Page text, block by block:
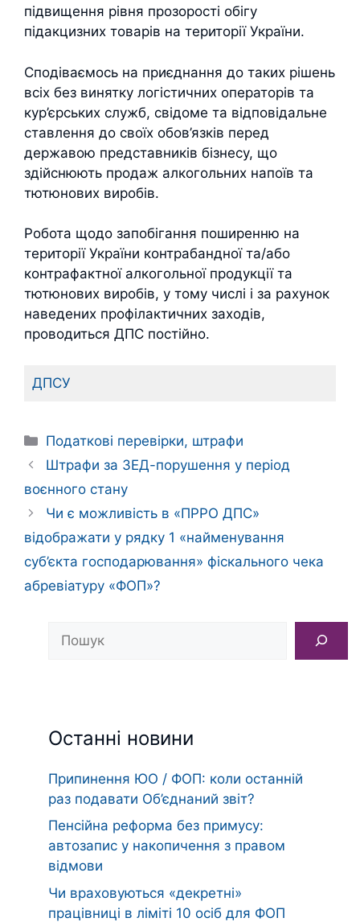
підвищення рівня прозорості обігу
підакцизних товарів на території України.
Сподіваємось на приєднання до таких рішень
всіх без винятку логістичних операторів та
кур’єрських служб, свідоме та відповідальне
ставлення до своїх обов’язків перед
державою представників бізнесу, що
здійснюють продаж алкогольних напоїв та
тютюнових виробів.
Робота щодо запобігання поширенню на
території України контрабандної та/або
контрафактної алкогольної продукції та
тютюнових виробів, у тому числі і за рахунок
наведених профілактичних заходів,
проводиться ДПС постійно.
ДПСУ
Категорії
Податкові перевірки, штрафи
Штрафи за ЗЕД-порушення у період
воєнного стану
Чи є можливість в «ПРРО ДПС»
відображати у рядку 1 «найменування
суб’єкта господарювання» фіскального чека
абревіатуру «ФОП»?
Останні новини
Припинення ЮО / ФОП: коли останній
раз подавати Об’єднаний звіт?
Пенсійна реформа без примусу:
автозапис у накопичення з правом
відмови
Чи враховуються «декретні»
працівниці в ліміті 10 осіб для ФОП